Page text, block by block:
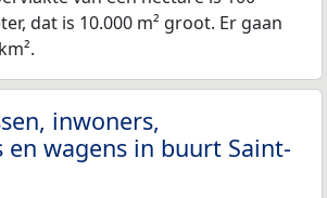
dat is 10.000 m² groot. Er gaan
inwoners,
en wagens in buurt Saint-